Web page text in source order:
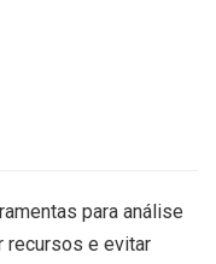
para análise
recursos e evitar